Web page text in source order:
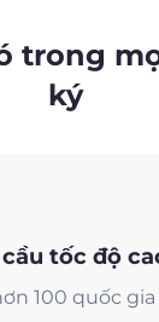
trong
ký
tốc độ
100 quốc gia